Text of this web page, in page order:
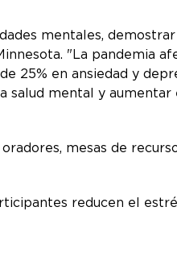
mentales,
"La pandemia
25% en ansiedad y
mental y
mesas de
reducen el